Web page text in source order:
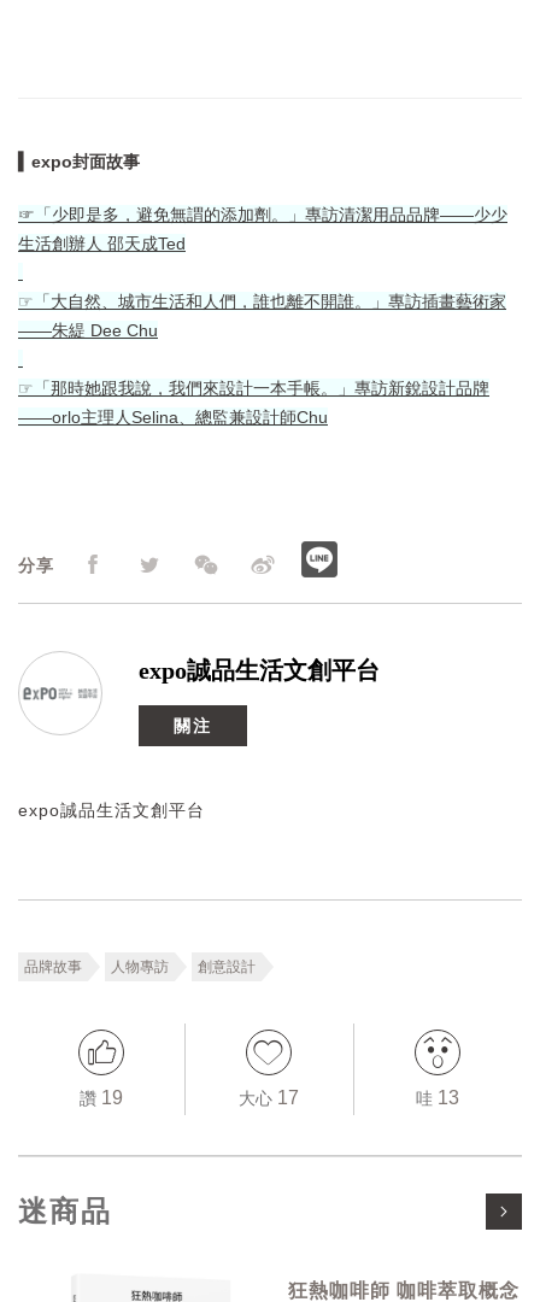
▍expo封面故事
☞「少即是多，避免無謂的添加劑。」專訪清潔用品品牌——少少
生活創辦人 邵天成Ted
☞「大自然、城市生活和人們，誰也離不開誰。」專訪插畫藝術家
——朱緹 Dee Chu
☞「那時她跟我說，我們來設計一本手帳。」專訪新銳設計品牌
——orlo主理人Selina、總監兼設計師Chu
分享
expo誠品生活文創平台
關注
expo誠品生活文創平台
品牌故事 人物專訪 創意設計
讚 19 大心 17 哇 13
迷商品
狂熱咖啡師 咖啡萃取概念